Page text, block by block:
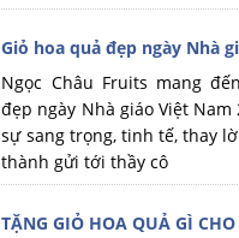
Giỏ hoa quả đẹp ngày Nhà
Ngọc Châu Fruits mang
đẹp ngày Nhà giáo Việt Nam
sự sang trọng, tinh tế, thay
thành gửi tới thầy cô
TẶNG GIỎ HOA QUẢ GÌ